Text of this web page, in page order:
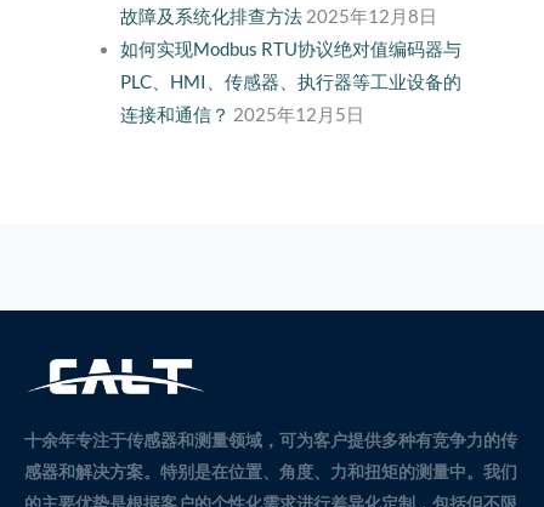
故障及系统化排查方法 2025年12月8日
如何实现Modbus RTU协议绝对值编码器与
PLC、HMI、传感器、执行器等工业设备的
连接和通信？ 2025年12月5日
十余年专注于传感器和测量领域，可为客户提供多种有竞争力的传
感器和解决方案。 特别是在位置、角度、力和扭矩的测量中。 我们